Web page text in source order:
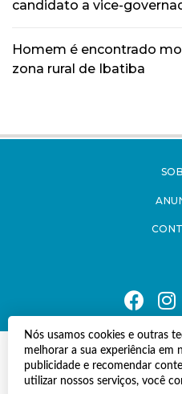
Nós usamos cookies e outras
melhorar a sua experiência em
publicidade e recomendar
utilizar nossos serviços, você
candidato a vice-
Homem é encontrado
zona rural de Ibatiba
© Copyright 2021 A
Todos os